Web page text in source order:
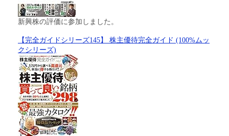
新興株の評価に参加しました。
【完全ガイドシリーズ145】 株主優待完全ガイド (100%ムッ
クシリーズ)